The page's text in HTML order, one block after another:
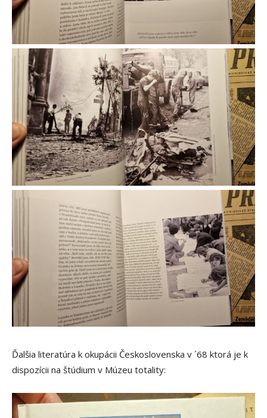
Ďalšia literatúra k okupácii Československa v ´68 ktorá je k
dispozícii na štúdium v Múzeu totality: